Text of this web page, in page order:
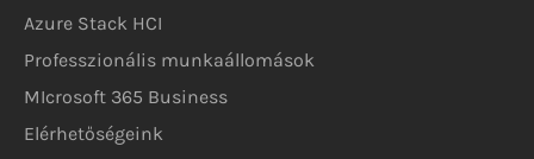
Azure Stack HCI
Professzionális munkaállomások
MIcrosoft 365 Business
Elérhetőségeink